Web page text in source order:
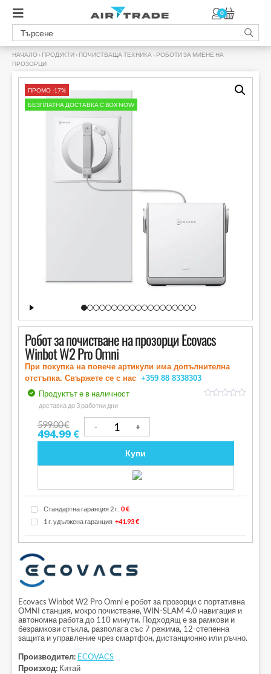
0
НАЧАЛО › ПРОДУКТИ › ПОЧИСТВАЩА ТЕХНИКА › РОБОТИ ЗА МИЕНЕ НА
ПРОЗОРЦИ
ПРОМО -17%
БЕЗПЛАТНА ДОСТАВКА С BOX NOW
Робот за почистване на прозорци Ecovacs
Winbot W2 Pro Omni
При покупка на повече артикули има допълнителна
отстъпка. Свържете се с нас +359 88 8338303
Продуктът е в наличност
доставка до 3 работни дни
599.00€
494.99 €
Купи
Стандартна гаранция 2 г. 0 €
1 г. удължена гаранция +41.93 €
Ecovacs Winbot W2 Pro Omni е робот за прозорци с портативна
OMNI станция, мокро почистване, WIN-SLAM 4.0 навигация и
автономна работа до 110 минути. Подходящ е за рамкови и
безрамкови стъкла, разполага със 7 режима, 12-степенна
защита и управление чрез смартфон, дистанционно или ръчно.
Производител: ECOVACS
Произход: Китай